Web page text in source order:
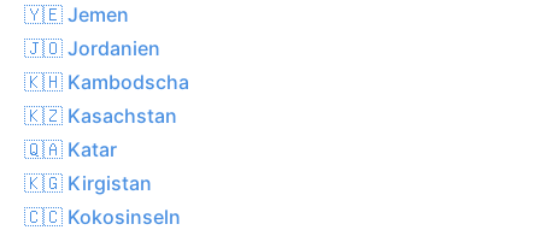
🇾🇪 Jemen
🇯🇴 Jordanien
🇰🇭 Kambodscha
🇰🇿 Kasachstan
🇶🇦 Katar
🇰🇬 Kirgistan
🇨🇨 Kokosinseln